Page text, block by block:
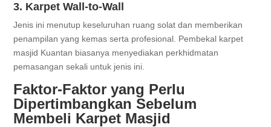
3. Karpet Wall-to-Wall
Jenis ini menutup keseluruhan ruang solat dan memberikan
penampilan yang kemas serta profesional. Pembekal karpet
masjid Kuantan biasanya menyediakan perkhidmatan
pemasangan sekali untuk jenis ini.
Faktor-Faktor yang Perlu
Dipertimbangkan Sebelum
Membeli Karpet Masjid